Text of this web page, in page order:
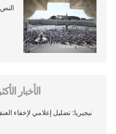
النص
الأخبار
نيجيريا: تضليل إعلامي لإخفاء